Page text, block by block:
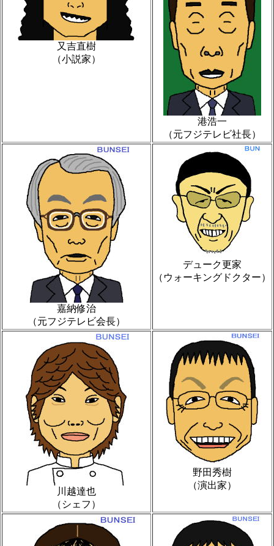
又吉直樹
（小説家）
港浩一
（元フジテレビ社長）
嘉納修治
（元フジテレビ会長）
デューク更家
（ウォーキングドクター）
川越達也
（シェフ）
野田秀樹
（演出家）